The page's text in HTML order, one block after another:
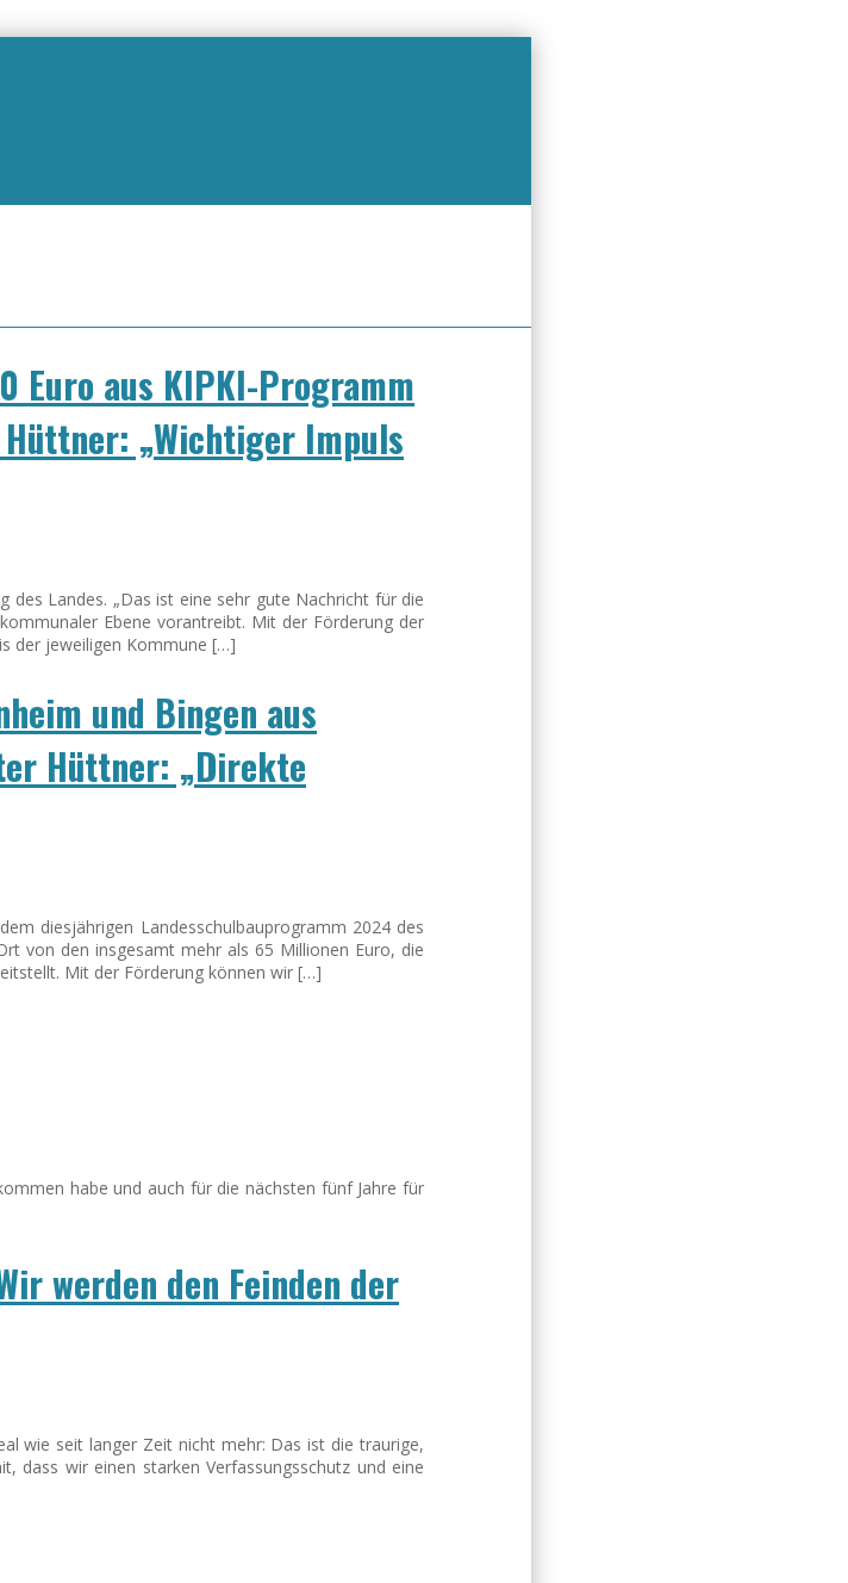
Euro aus KIPKI-Programm
„Wichtiger Impuls
des Landes. „Das ist eine sehr gute Nachricht für die
Ebene vorantreibt. Mit der Förderung der
der jeweiligen Kommune […]
und Bingen aus
Hüttner: „Direkte
diesjährigen Landesschulbauprogramm 2024 des
von den insgesamt mehr als 65 Millionen Euro, die
Mit der Förderung können wir […]
habe und auch für die nächsten fünf Jahre für
werden den Feinden der
wie seit langer Zeit nicht mehr: Das ist die traurige,
dass wir einen starken Verfassungsschutz und eine